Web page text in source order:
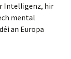
Intelligenz, hir
mental
an Europa